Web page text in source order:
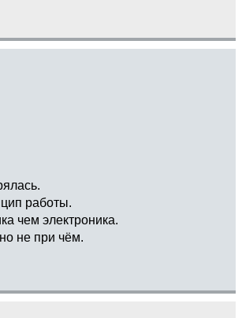
работы.
чем электроника.
не при чём.